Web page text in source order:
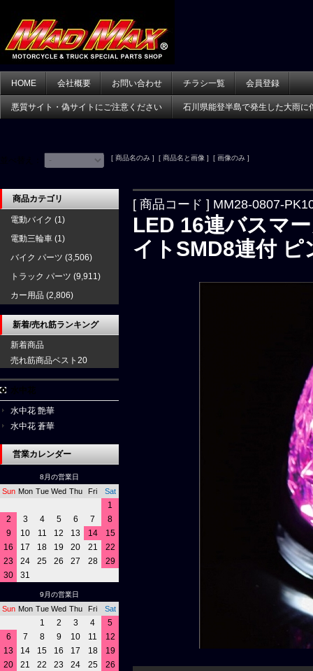
HOME 会社概要 お問い合わせ チラシ一覧 会員登録
悪質サイト・偽サイトにご注意ください 石川県能登半島で発生した大雨に
[ 商品名のみ ] [ 商品名と画像 ] [ 画像のみ ]
[ 商品コード ] MM28-0807-
LED 16連バスマ
イトSMD8連付 ピ
商品カテゴリ
電動バイク (1)
電動三輪車 (1)
バイク パーツ (3,506)
トラック パーツ (9,911)
カー用品 (2,806)
新着/売れ筋ランキング
新着商品
売れ筋商品ベスト20
水中花 艶華
水中花 蒼華
営業カレンダー
8月の営業日
Sun Mon Tue Wed Thu Fri Sat
1
2
3 4 5 6 7
8
9
10 11 12 13 14
15
16
17 18 19 20 21
22
23
24 25 26 27 28
29
30
31
9月の営業日
Sun Mon Tue Wed Thu Fri Sat
1 2 3 4
5
6
7 8 9 10 11
12
13
14 15 16 17 18
19
20
21 22 23 24 25
26